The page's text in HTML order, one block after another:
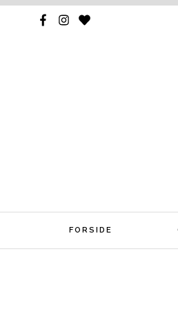
FORSIDE